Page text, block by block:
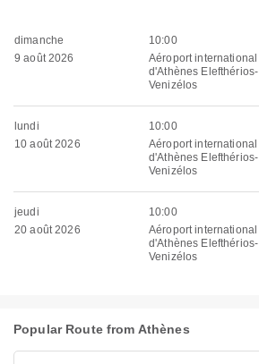
dimanche
9 août 2026
10:00
Aéroport international
d'Athènes Elefthérios-
Venizélos
lundi
10 août 2026
10:00
Aéroport international
d'Athènes Elefthérios-
Venizélos
jeudi
20 août 2026
10:00
Aéroport international
d'Athènes Elefthérios-
Venizélos
Popular Route from Athènes